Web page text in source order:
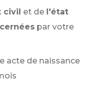
civil et de l'état
par votre
acte de naissance